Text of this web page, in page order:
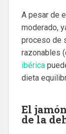
A pesar de
moderado,
proceso de
razonables
ibérica
dieta
El
de la